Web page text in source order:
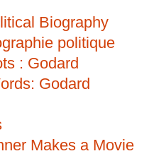
Biography
politique
: Godard
Godard
Makes a Movie